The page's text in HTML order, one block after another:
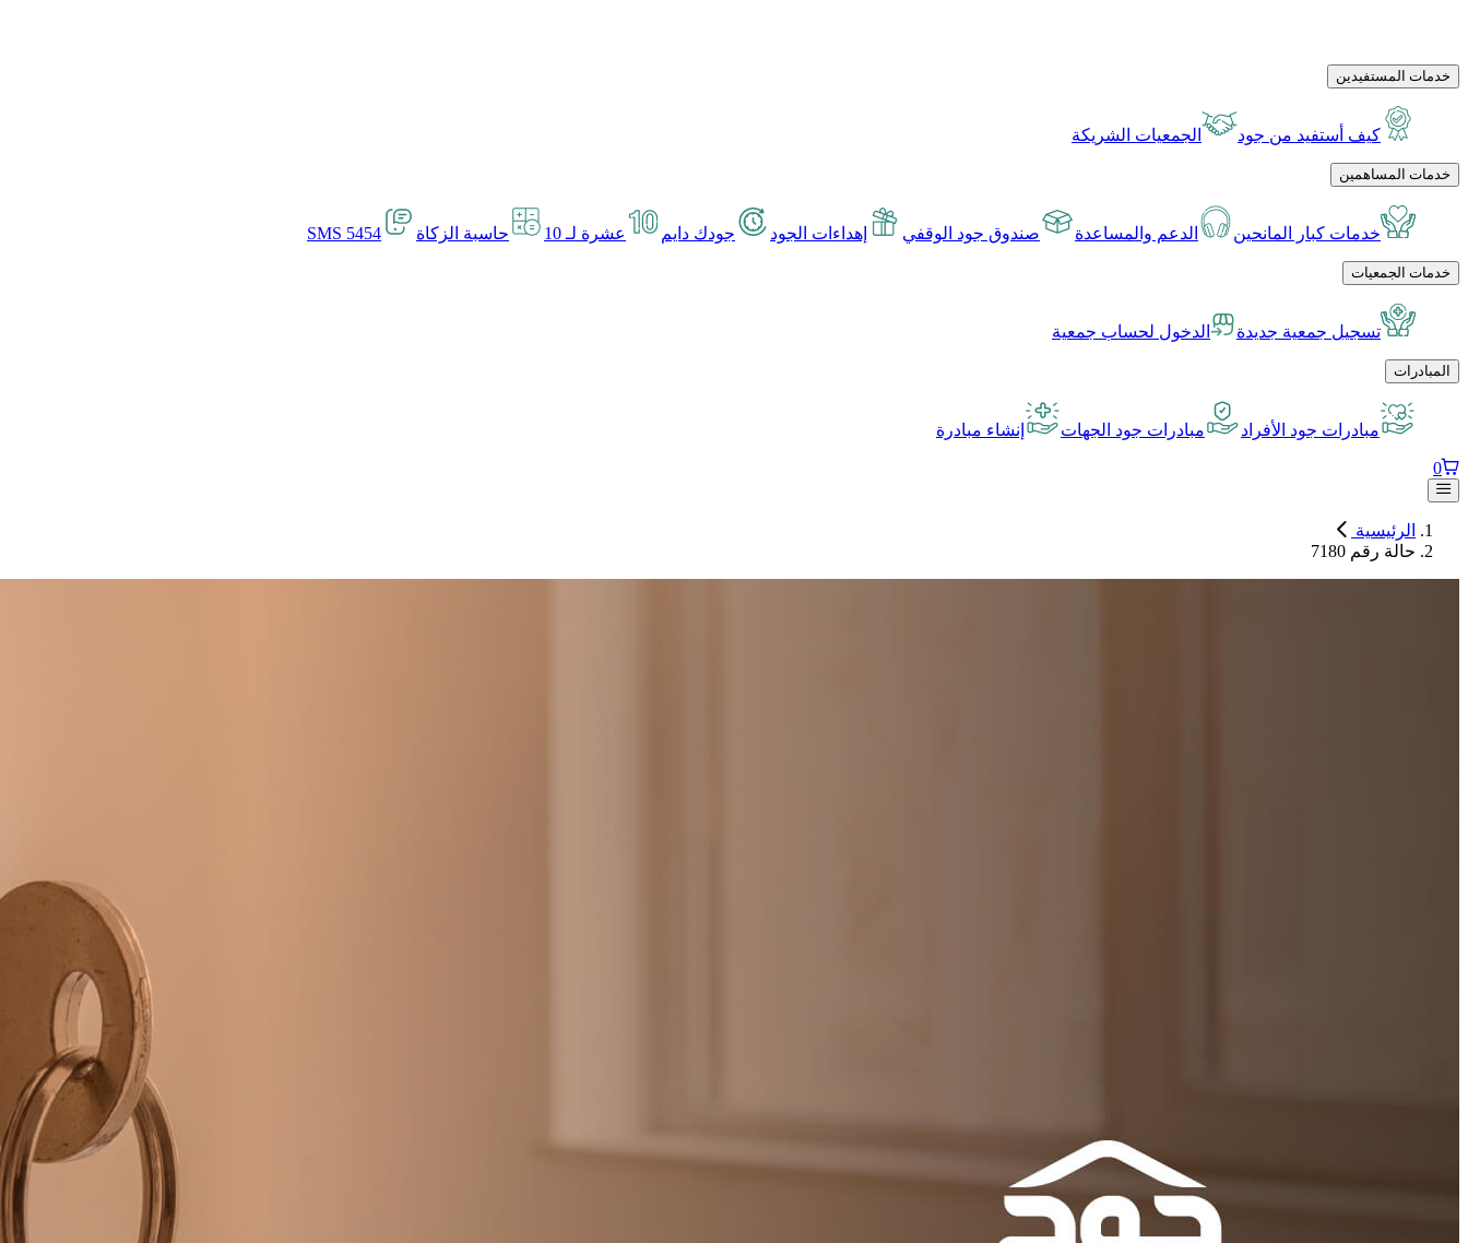
خدمات المستفيدين
كيف أستفيد من جود الجمعيات الشريكة
خدمات المساهمين
خدمات كبار المانحين الدعم والمساعدة صندوق جود الوقفي إهداءات الجود جودك دايم عشرة لـ 10 حاسبة الزكاة SMS 5454
خدمات الجمعيات
تسجيل جمعية جديدة الدخول لحساب جمعية
المبادرات
مبادرات جود الأفراد مبادرات جود الجهات إنشاء مبادرة
0
الرئيسية
حالة رقم 7180